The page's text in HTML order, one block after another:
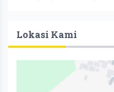
Lokasi Kami